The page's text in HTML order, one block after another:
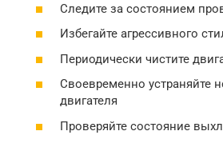
Следите за состоянием
Избегайте агрессивного
Периодически чистите
Своевременно устраняйте
двигателя
Проверяйте состояние